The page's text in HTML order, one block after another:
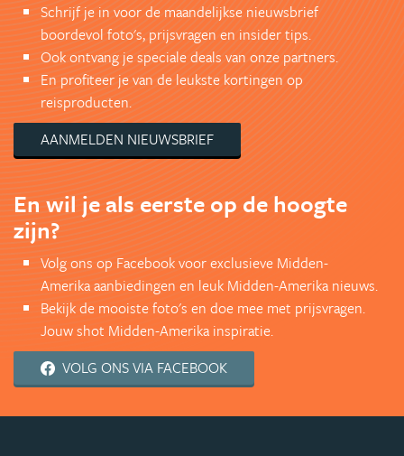
Schrijf je in voor de maandelijkse nieuwsbrief
boordevol foto's, prijsvragen en insider tips.
Ook ontvang je speciale deals van onze partners.
En profiteer je van de leukste kortingen op
reisproducten.
AANMELDEN NIEUWSBRIEF
En wil je als eerste op de hoogte
zijn?
Volg ons op Facebook voor exclusieve Midden-
Amerika aanbiedingen en leuk Midden-Amerika nieuws.
Bekijk de mooiste foto's en doe mee met prijsvragen.
Jouw shot Midden-Amerika inspiratie.
VOLG ONS VIA FACEBOOK